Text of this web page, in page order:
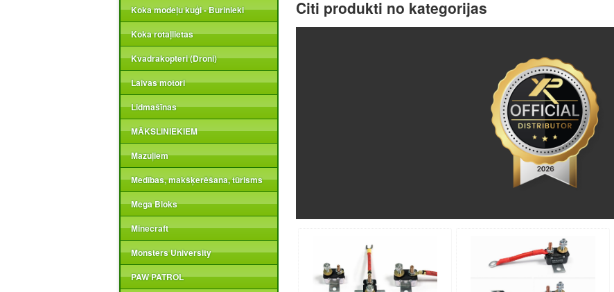
Koka modeļu kuģi - Burinieki
Koka rotaļlietas
Kvadrakopteri (Droni)
Laivas motori
Lidmašīnas
MĀKSLINIEKIEM
Mazuļiem
Medības, makšķerēšana, tūrisms
Mega Bloks
Minecraft
Monsters University
PAW PATROL
Citi produkti no kategorijas